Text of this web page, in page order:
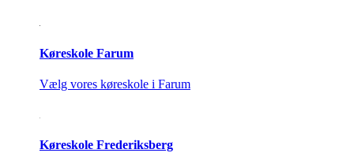
Køreskole Farum
Vælg vores køreskole i Farum
Køreskole Frederiksberg